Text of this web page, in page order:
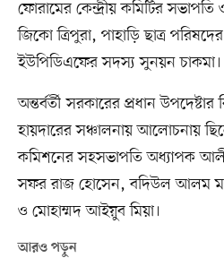
ফোরামের কেন্দ্রীয় কমিটির
জিকো ত্রিপুরা, পাহাড়ি ছাত্র
ইউপিডিএফের সদস্য সুনয়ন চাকমা।
অন্তর্বর্তী সরকারের প্রধান
হায়দারের সঞ্চালনায় আলোচনায়
কমিশনের সহসভাপতি অধ্যাপক
সফর রাজ হোসেন, বদিউল আলম
ও মোহাম্মদ আইয়ুব মিয়া।
আরও পড়ুন